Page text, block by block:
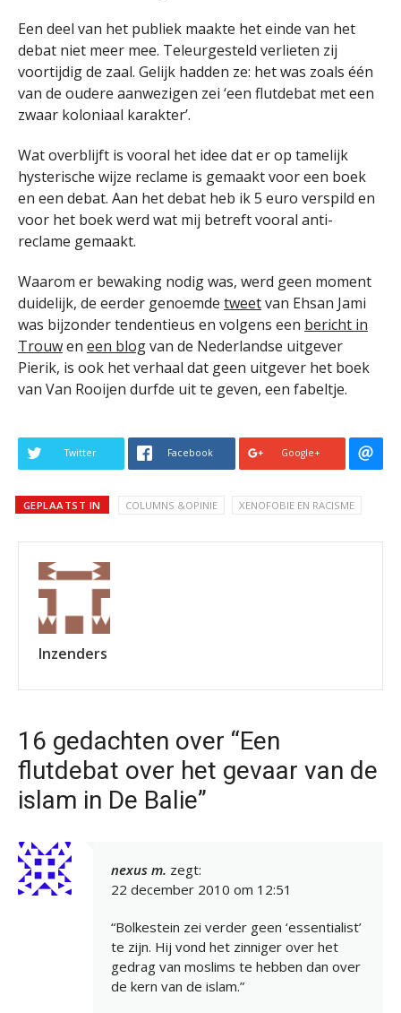
Een deel van het publiek maakte het einde van het
debat niet meer mee. Teleurgesteld verlieten zij
voortijdig de zaal. Gelijk hadden ze: het was zoals één
van de oudere aanwezigen zei ‘een flutdebat met een
zwaar koloniaal karakter’.
Wat overblijft is vooral het idee dat er op tamelijk
hysterische wijze reclame is gemaakt voor een boek
en een debat. Aan het debat heb ik 5 euro verspild en
voor het boek werd wat mij betreft vooral anti-
reclame gemaakt.
Waarom er bewaking nodig was, werd geen moment
duidelijk, de eerder genoemde tweetvan Ehsan Jami
was bijzonder tendentieus en volgens een bericht in
Trouwen een blogvan de Nederlandse uitgever
Pierik, is ook het verhaal dat geen uitgever het boek
van Van Rooijen durfde uit te geven, een fabeltje.
Twitter Facebook Google+
GEPLAATST IN COLUMNS &OPINIE XENOFOBIE EN RACISME
Inzenders
16 gedachten over “Een
flutdebat over het gevaar van de
islam in De Balie”
nexus m. zegt:
22 december 2010 om 12:51
“Bolkestein zei verder geen ‘essentialist’
te zijn. Hij vond het zinniger over het
gedrag van moslims te hebben dan over
de kern van de islam.”